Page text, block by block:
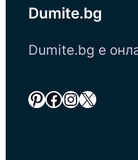
Dumite.bg
Dumite.bg е
Pinterest Facebook InstagramX